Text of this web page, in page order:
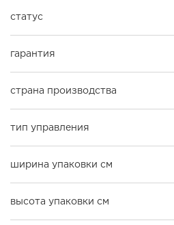
статус
гарантия
страна производства
тип управления
ширина упаковки см
высота упаковки см